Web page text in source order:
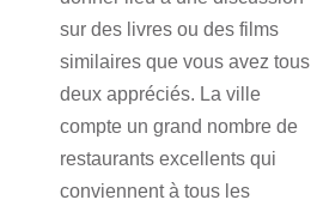
sur des livres ou des films
similaires que vous avez tous
deux appréciés. La ville
compte un grand nombre de
restaurants excellents qui
conviennent à tous les